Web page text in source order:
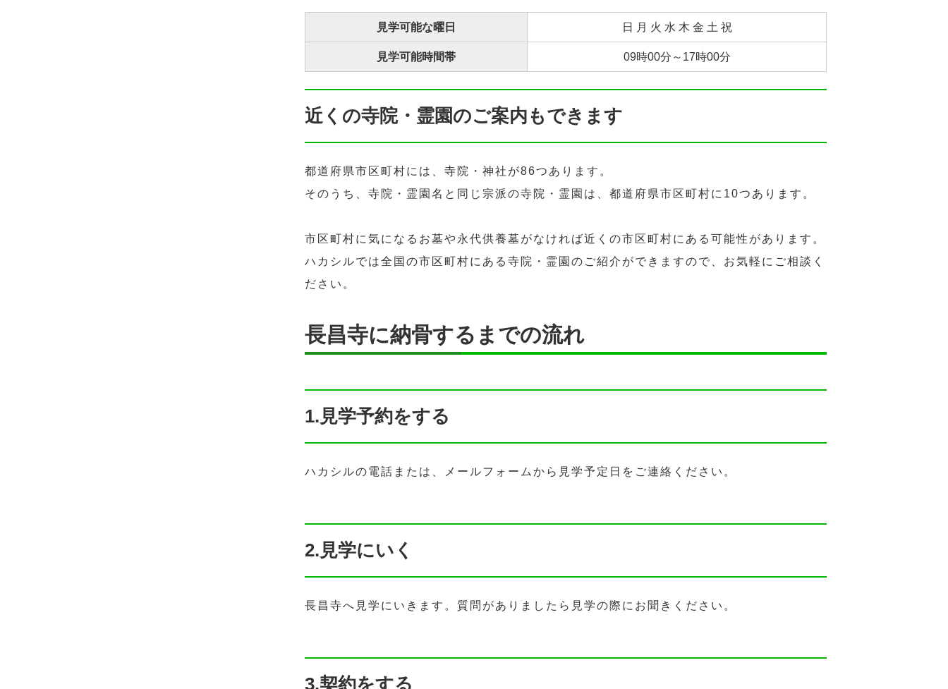
見学可能な曜日 日 月 火 水 木 金 土 祝
見学可能時間帯 09時00分～17時00分
近くの寺院・霊園のご案内もできます
都道府県市区町村には、寺院・神社が86つあります。
そのうち、寺院・霊園名と同じ宗派の寺院・霊園は、都道府県市区町村に10つあります。
市区町村に気になるお墓や永代供養墓がなければ近くの市区町村にある可能性があります。
ハカシルでは全国の市区町村にある寺院・霊園のご紹介ができますので、お気軽にご相談く
ださい。
長昌寺に納骨するまでの流れ
1.見学予約をする
ハカシルの電話または、メールフォームから見学予定日をご連絡ください。
2.見学にいく
長昌寺へ見学にいきます。質問がありましたら見学の際にお聞きください。
3.契約をする